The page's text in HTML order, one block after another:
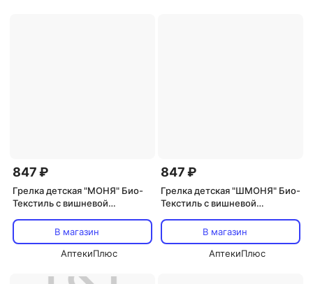
847 ₽
Грелка детская "МОНЯ" Био-
Текстиль с вишневой
В магазин
АптекиПлюс
847 ₽
Грелка детская "ШМОНЯ" Био-
Текстиль с вишневой
В магазин
АптекиПлюс